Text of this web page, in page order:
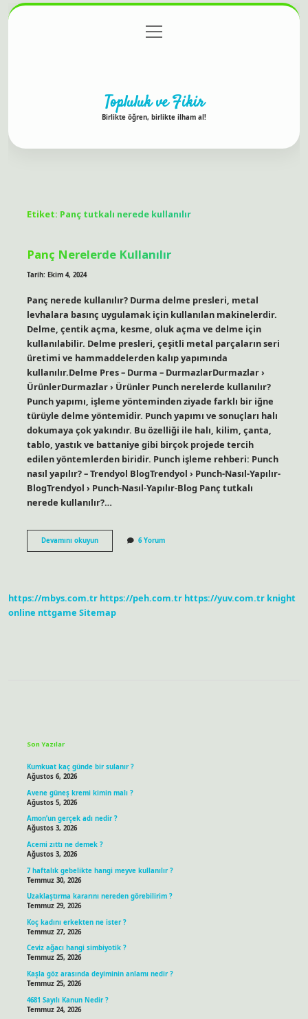
Gizlilik Politikası
menüyü
aç
Topluluk ve Fikir
Birlikte öğren, birlikte ilham al!
Etiket: Panç tutkalı nerede kullanılır
Panç Nerelerde Kullanılır
Tarih: Ekim 4, 2024
Panç nerede kullanılır? Durma delme presleri, metal
levhalara basınç uygulamak için kullanılan makinelerdir.
Delme, çentik açma, kesme, oluk açma ve delme için
kullanılabilir. Delme presleri, çeşitli metal parçaların seri
üretimi ve hammaddelerden kalıp yapımında
kullanılır.Delme Pres – Durma – DurmazlarDurmazlar ›
ÜrünlerDurmazlar › Ürünler Punch nerelerde kullanılır?
Punch yapımı, işleme yönteminden ziyade farklı bir iğne
türüyle delme yöntemidir. Punch yapımı ve sonuçları halı
dokumaya çok yakındır. Bu özelliği ile halı, kilim, çanta,
tablo, yastık ve battaniye gibi birçok projede tercih
edilen yöntemlerden biridir. Punch işleme rehberi: Punch
nasıl yapılır? – Trendyol BlogTrendyol › Punch-Nasıl-Yapılır-
BlogTrendyol › Punch-Nasıl-Yapılır-Blog Panç tutkalı
nerede kullanılır?…
Devamını okuyunPanç
Nerelerde
6 Yorum
https://mbys.com.tr https://peh.com.tr https://yuv.com.tr knight
online nttgame Sitemap
Son Yazılar
Kumkuat kaç günde bir sulanır ?
Ağustos 6, 2026
Avene güneş kremi kimin malı ?
Ağustos 5, 2026
Amon’un gerçek adı nedir ?
Ağustos 3, 2026
Acemi zıttı ne demek ?
Ağustos 3, 2026
7 haftalık gebelikte hangi meyve kullanılır ?
Temmuz 30, 2026
Uzaklaştırma kararını nereden görebilirim ?
Temmuz 29, 2026
Koç kadını erkekten ne ister ?
Temmuz 27, 2026
Ceviz ağacı hangi simbiyotik ?
Temmuz 25, 2026
Kaşla göz arasında deyiminin anlamı nedir ?
Temmuz 25, 2026
4681 Sayılı Kanun Nedir ?
Temmuz 24, 2026